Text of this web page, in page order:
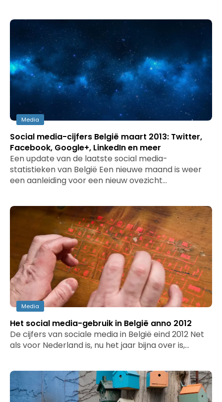
Media
Social media-cijfers België maart 2013: Twitter,
Facebook, Google+, LinkedIn en meer
Een update van de laatste social media-
statistieken van België Een nieuwe maand is weer
een aanleiding voor een nieuw ovezicht…
Media
Het social media-gebruik in België anno 2012
De cijfers van sociale media in België eind 2012 Net
als voor Nederland is, nu het jaar bijna over is,…